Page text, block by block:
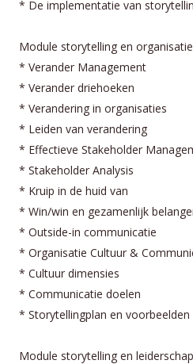
* De implementatie van
Module storytelling en
* Verander Management
* Verander driehoeken
* Verandering in organisaties
* Leiden van verandering
* Effectieve Stakeholder
* Stakeholder Analysis
* Kruip in de huid van
* Win/win en gezamenlijk
* Outside-in communicatie
* Organisatie Cultuur &
* Cultuur dimensies
* Communicatie doelen
* Storytellingplan en voorbeelden
Module storytelling en leiderschap